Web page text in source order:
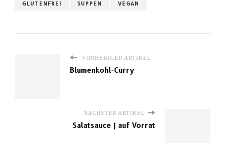
GLUTENFREI SUPPEN VEGAN
VORHERIGER ARTIKEL
Blumenkohl-Curry
NÄCHSTER ARTIKEL
Salatsauce | auf Vorrat